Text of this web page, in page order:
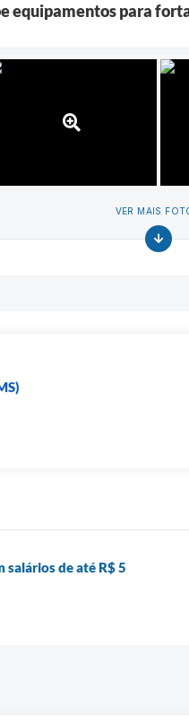
equipamentos para
VER MAIS
salários de até R$ 5